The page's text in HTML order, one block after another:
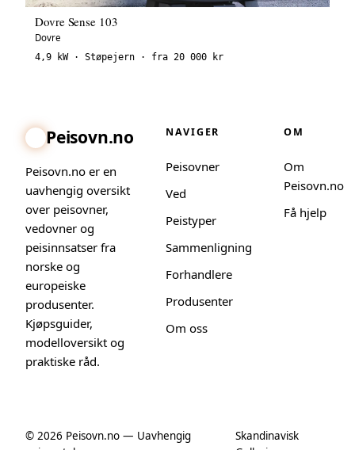
Dovre Sense 103
Dovre
4,9 kW · Støpejern · fra 20 000 kr
Peisovn.no
Peisovn.no er en
uavhengig oversikt
over peisovner,
vedovner og
peisinnsatser fra
norske og
europeiske
produsenter.
Kjøpsguider,
modelloversikt og
praktiske råd.
NAVIGER
Peisovner
Ved
Peistyper
Sammenligning
Forhandlere
Produsenter
Om oss
OM
Om
Peisovn.no
Få hjelp
© 2026 Peisovn.no — Uavhengig
Skandinavisk